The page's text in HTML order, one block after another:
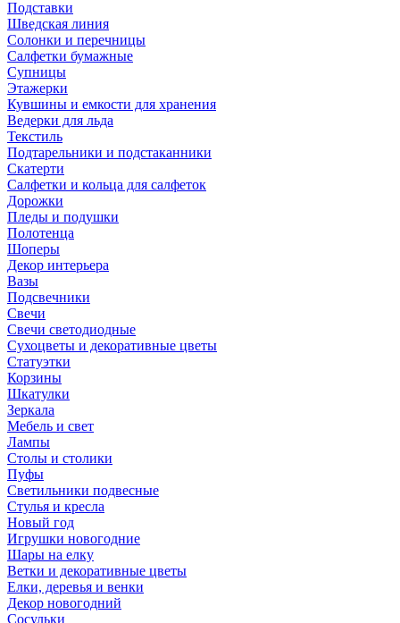
Подставки
Шведская линия
Солонки и перечницы
Салфетки бумажные
Супницы
Этажерки
Кувшины и емкости для хранения
Ведерки для льда
Текстиль
Подтарельники и подстаканники
Скатерти
Салфетки и кольца для салфеток
Дорожки
Пледы и подушки
Полотенца
Шоперы
Декор интерьера
Вазы
Подсвечники
Свечи
Свечи светодиодные
Сухоцветы и декоративные цветы
Статуэтки
Корзины
Шкатулки
Зеркала
Мебель и свет
Лампы
Столы и столики
Пуфы
Светильники подвесные
Стулья и кресла
Новый год
Игрушки новогодние
Шары на елку
Ветки и декоративные цветы
Елки, деревья и венки
Декор новогодний
Сосульки